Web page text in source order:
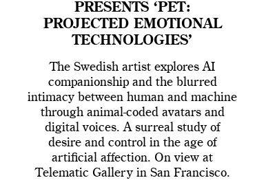
PRESENTS ‘PET:
PROJECTED EMOTIONAL
TECHNOLOGIES’
The Swedish artist explores AI
companionship and the blurred
intimacy between human and machine
through animal-coded avatars and
digital voices. A surreal study of
desire and control in the age of
artificial affection. On view at
Telematic Gallery in San Francisco.